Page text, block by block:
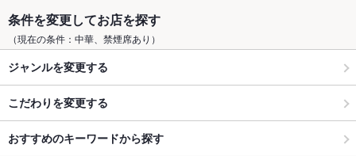
条件を変更してお店を探す
（現在の条件：中華、禁煙席あり）
ジャンルを変更する
こだわりを変更する
おすすめのキーワードから探す